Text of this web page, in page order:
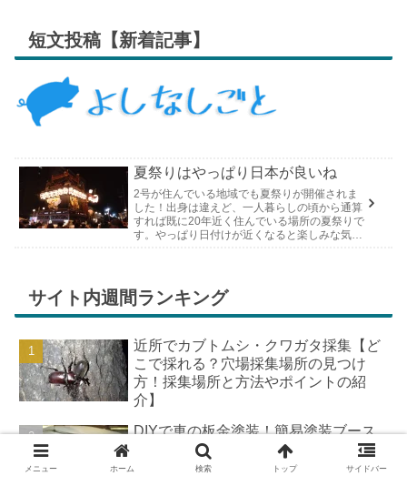
短文投稿【新着記事】
夏祭りはやっぱり日本が良いね
2号が住んでいる地域でも夏祭りが開催されま
した！出身は違えど、一人暮らしの頃から通算
すれば既に20年近く住んでいる場所の夏祭りで
す。やっぱり日付けが近くなると楽しみな気持
サイト内週間ランキング
近所でカブトムシ・クワガタ採集【ど
こで採れる？穴場採集場所の見つけ
方！採集場所と方法やポイントの紹
介】
DIYで車の板金塗装！簡易塗装ブース
メニュー ホーム 検索 トップ サイドバー